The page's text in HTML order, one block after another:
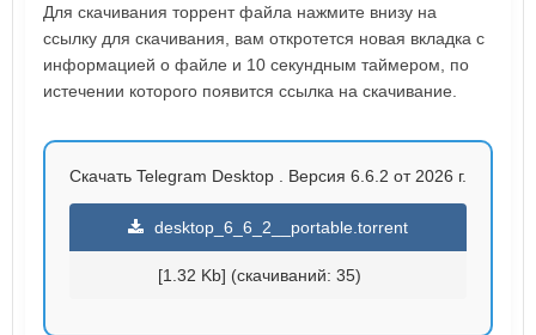
Для скачивания торрент файла нажмите внизу на
ссылку для скачивания, вам откротется новая вкладка с
информацией о файле и 10 секундным таймером, по
истечении которого появится ссылка на скачивание.
Скачать Telegram Desktop . Версия 6.6.2 от 2026 г.
desktop_6_6_2__portable.torrent
[1.32 Kb] (cкачиваний: 35)